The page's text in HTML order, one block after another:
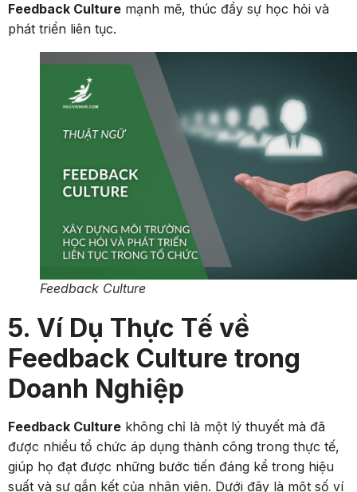
Feedback Culture mạnh mẽ, thúc đẩy sự học hỏi và
phát triển liên tục.
Feedback Culture
5. Ví Dụ Thực Tế về
Feedback Culture trong
Doanh Nghiệp
Feedback Culture không chỉ là một lý thuyết mà đã
được nhiều tổ chức áp dụng thành công trong thực tế,
giúp họ đạt được những bước tiến đáng kể trong hiệu
suất và sự gắn kết của nhân viên. Dưới đây là một số ví